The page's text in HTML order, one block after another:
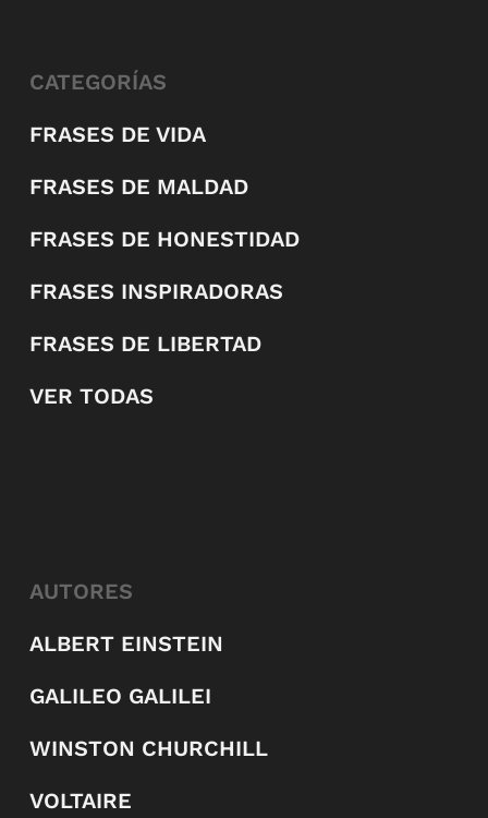
CATEGORÍAS
FRASES DE VIDA
FRASES DE MALDAD
FRASES DE HONESTIDAD
FRASES INSPIRADORAS
FRASES DE LIBERTAD
VER TODAS
AUTORES
ALBERT EINSTEIN
GALILEO GALILEI
WINSTON CHURCHILL
VOLTAIRE